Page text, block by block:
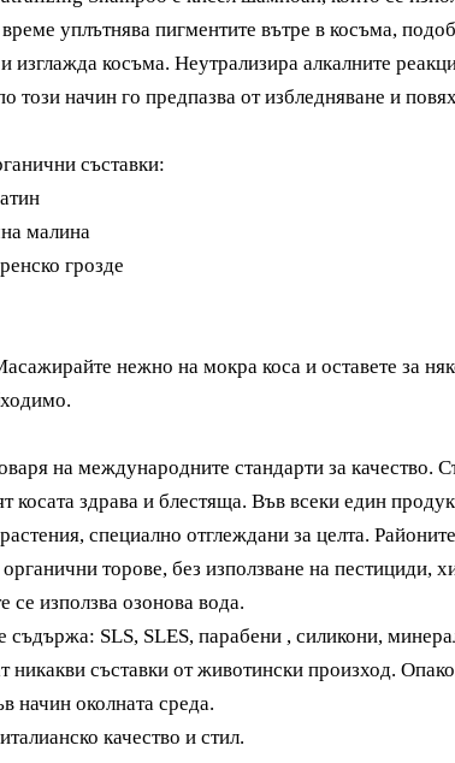
уплътнява пигментите вътре в косъма,
изглажда косъма. Неутрализира алкалните
този начин го предпазва от избледняване и
съставки:
малина
грозде
нежно на мокра коса и оставете за
на международните стандарти за качество.
косата здрава и блестяща. Във всеки един
специално отглеждани за целта.
торове, без използване на пестициди,
се използва озонова вода.
съдържа: SLS, SLES, парабени , силикони,
никакви съставки от животински произход.
начин околната среда.
качество и стил.